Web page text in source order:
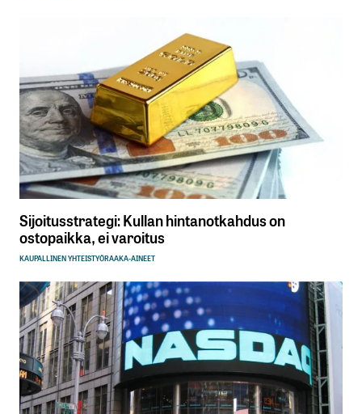
Sijoitusstrategi: Kullan hintanotkahdus on
ostopaikka, ei varoitus
KAUPALLINEN YHTEISTYÖRAAKA-AINEET